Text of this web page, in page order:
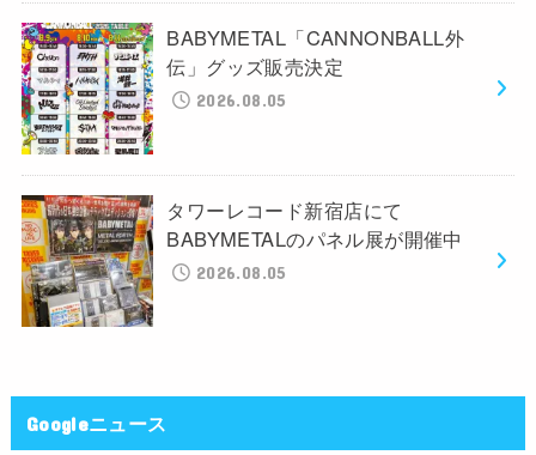
BABYMETAL「CANNONBALL外
伝」グッズ販売決定
2026.08.05
タワーレコード新宿店にて
BABYMETALのパネル展が開催中
2026.08.05
Googleニュース